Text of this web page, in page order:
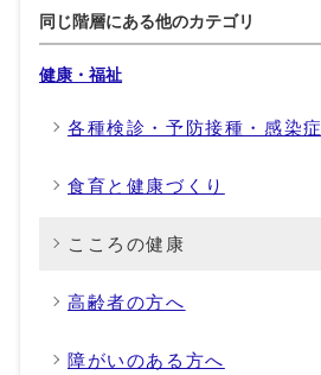
同じ階層にある他のカテゴリ
健康・福祉
各種検診・予防接種・感染症
食育と健康づくり
こころの健康
高齢者の方へ
障がいのある方へ